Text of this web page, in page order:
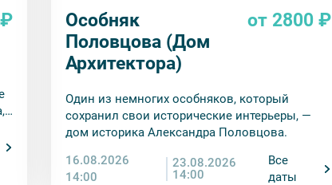
Особняк
Половцова (Дом
Архитектора)
от 2800 ₽
Один из немногих особняков, который
сохранил свои исторические интерьеры, —
дом историка Александра Половцова.
16.08.2026
14:00
23.08.2026
14:00
Все
даты